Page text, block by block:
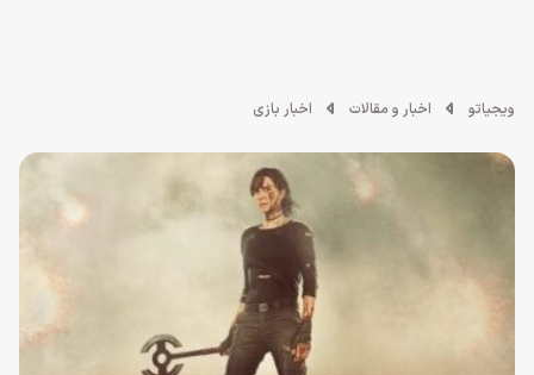
ویجیاتو اخبار و مقالات اخبار بازی